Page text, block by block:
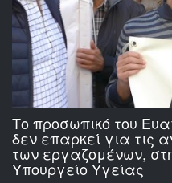
Το προσωπικό του
δεν επαρκεί για τις
των εργαζομένων,
Υπουργείο Υγείας